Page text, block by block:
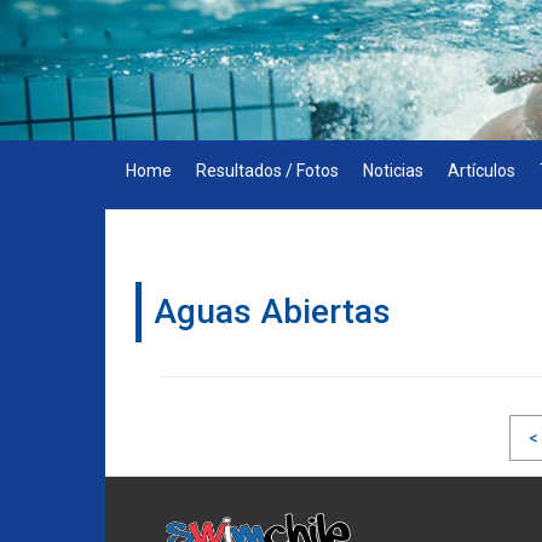
Skip
content
Home Resultados / Fotos Noticias Artículos
Aguas Abiertas
de
entradas